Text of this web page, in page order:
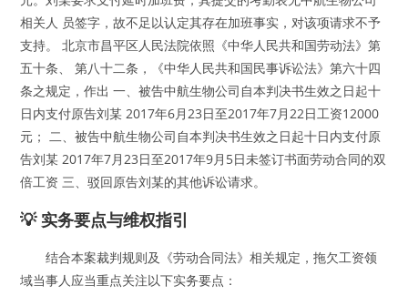
相关人 员签字，故不足以认定其存在加班事实，对该项请求不予
支持。 北京市昌平区人民法院依照《中华人民共和国劳动法》第
五十条、 第八十二条，《中华人民共和国民事诉讼法》第六十四
条之规定，作出 一、被告中航生物公司自本判决书生效之日起十
日内支付原告刘某 2017年6月23日至2017年7月22日工资12000
元； 二、被告中航生物公司自本判决书生效之日起十日内支付原
告刘某 2017年7月23日至2017年9月5日未签订书面劳动合同的双
倍工资 三、驳回原告刘某的其他诉讼请求。
💡 实务要点与维权指引
结合本案裁判规则及《劳动合同法》相关规定，拖欠工资领
域当事人应当重点关注以下实务要点：